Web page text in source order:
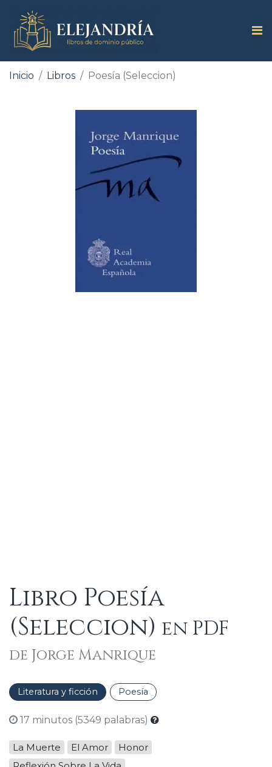
Inicio Libros Poesía (Seleccion)
Libro Poesía
(Seleccion) en PDF
de Jorge Manrique
Literatura y ficción Poesía
17 minutos (5349 palabras)
La Muerte El Amor
Honor